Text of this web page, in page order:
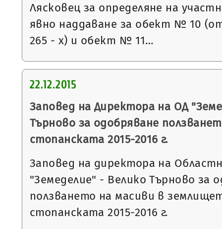
Лясковец за определяне на
явно наддаване за обект № 10
265 - х) и обект № 11…
22.12.2015
Заповед на Директора на ОД
Търново за одобряване
стопанската 2015-2016 г.
Заповед на директора на
"Земеделие" - Велико Търново за
ползването на масиви в
стопанската 2015-2016 г.